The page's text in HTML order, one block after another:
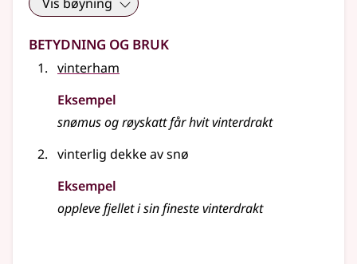
Betydning og bruk
vinterham
Eksempel
snømus og røyskatt får hvit vinterdrakt
vinterlig dekke av snø
Eksempel
oppleve fjellet i sin fineste vinterdrakt